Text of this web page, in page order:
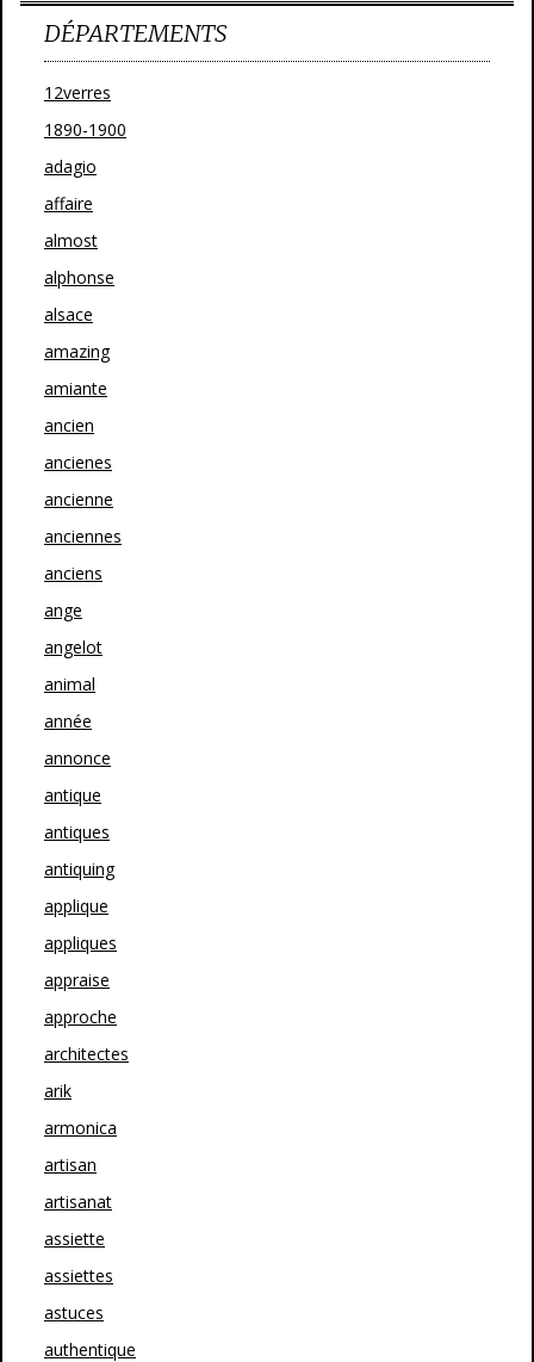
DÉPARTEMENTS
12verres
1890-1900
adagio
affaire
almost
alphonse
alsace
amazing
amiante
ancien
ancienes
ancienne
anciennes
anciens
ange
angelot
animal
année
annonce
antique
antiques
antiquing
applique
appliques
appraise
approche
architectes
arik
armonica
artisan
artisanat
assiette
assiettes
astuces
authentique